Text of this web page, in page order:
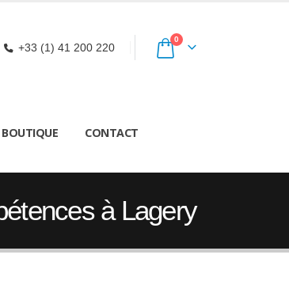
+33 (1) 41 200 220
0
BOUTIQUE CONTACT
à Lagery